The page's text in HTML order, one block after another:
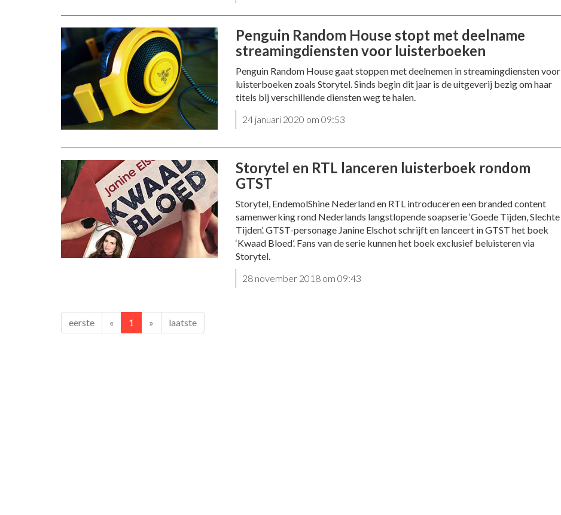
Penguin Random House stopt met deelname
streamingdiensten voor luisterboeken
Penguin Random House gaat stoppen met deelnemen in streamingdiensten voor
luisterboeken zoals Storytel. Sinds begin dit jaar is de uitgeverij bezig om haar
titels bij verschillende diensten weg te halen.
24 januari 2020 om 09:53
Storytel en RTL lanceren luisterboek rondom
GTST
Storytel, EndemolShine Nederland en RTL introduceren een branded content
samenwerking rond Nederlands langstlopende soapserie ‘Goede Tijden, Slechte
Tijden’. GTST-personage Janine Elschot schrijft en lanceert in GTST het boek
‘Kwaad Bloed’. Fans van de serie kunnen het boek exclusief beluisteren via
Storytel.
28 november 2018 om 09:43
eerste « 1 » laatste